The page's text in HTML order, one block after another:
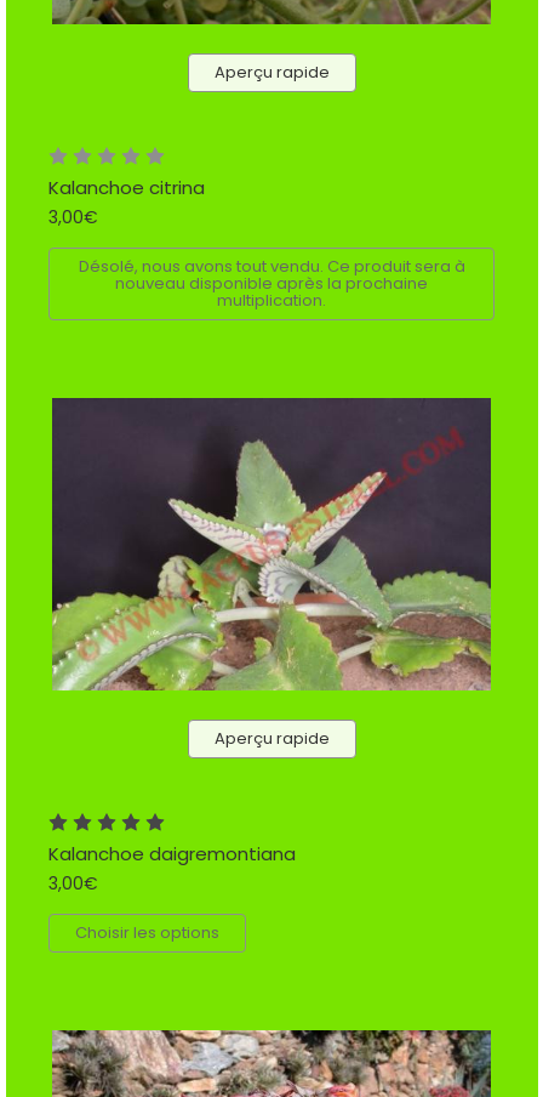
Aperçu rapide
Kalanchoe citrina
3,00€
Désolé, nous avons tout vendu. Ce produit sera à
nouveau disponible après la prochaine
multiplication.
Aperçu rapide
Kalanchoe daigremontiana
3,00€
Choisir les options